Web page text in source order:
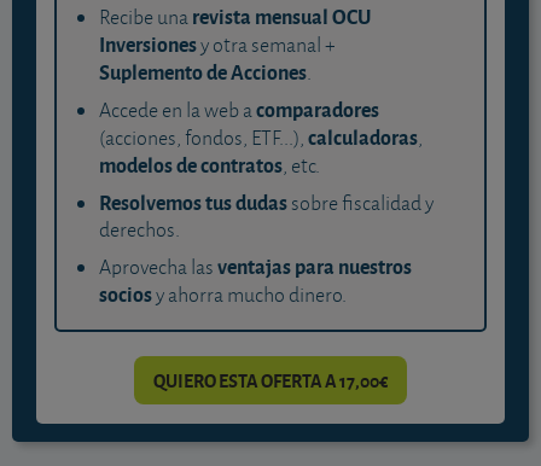
Recibe unarevista mensual OCU
Inversionesy otra semanal +
Suplemento de Acciones.
Accede en la web acomparadores
(acciones, fondos, ETF...),calculadoras,
modelos de contratos, etc.
Resolvemos tus dudassobre fiscalidad y
derechos.
Aprovecha lasventajas para nuestros
sociosy ahorra mucho dinero.
QUIERO ESTA OFERTA A 17,00€